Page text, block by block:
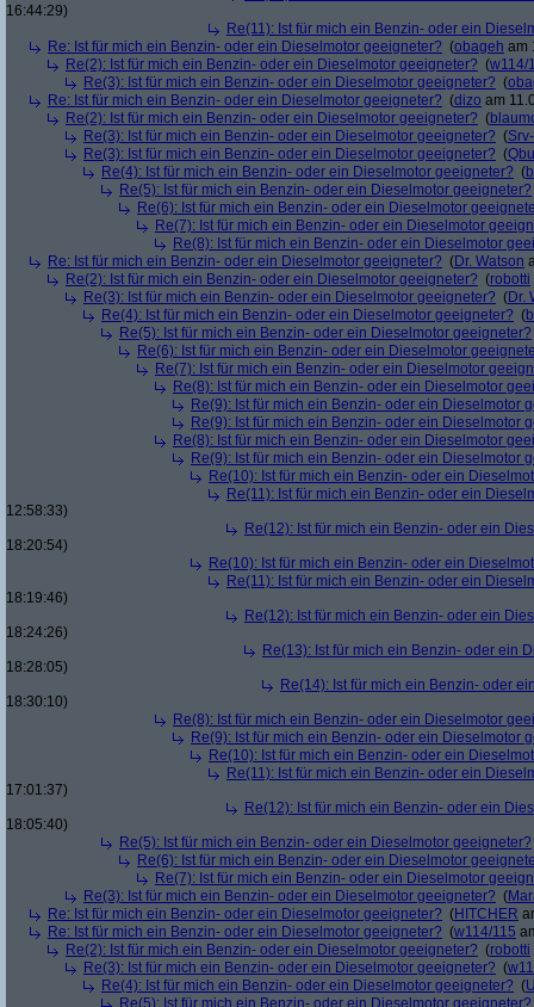
16:44:29)
Re(11): Ist für mich ein Benzin- oder ein
Re: Ist für mich ein Benzin- oder ein Dieselmotor geeigneter? (obageh am
Re(2): Ist für mich ein Benzin- oder ein Dieselmotor geeigneter? (w114/
Re(3): Ist für mich ein Benzin- oder ein Dieselmotor geeigneter? (
Re: Ist für mich ein Benzin- oder ein Dieselmotor geeigneter? (dizo am
Re(2): Ist für mich ein Benzin- oder ein Dieselmotor geeigneter? (
Re(3): Ist für mich ein Benzin- oder ein Dieselmotor geeigneter? (
Re(3): Ist für mich ein Benzin- oder ein Dieselmotor geeigneter? (
Re(4): Ist für mich ein Benzin- oder ein Dieselmotor geeigneter? (
Re(5): Ist für mich ein Benzin- oder ein Dieselmotor geeigneter?
Re(6): Ist für mich ein Benzin- oder ein Dieselmotor
Re(7): Ist für mich ein Benzin- oder ein Dieselmotor
Re(8): Ist für mich ein Benzin- oder ein Dieselmotor
Re: Ist für mich ein Benzin- oder ein Dieselmotor geeigneter? (Dr. Watson
Re(2): Ist für mich ein Benzin- oder ein Dieselmotor geeigneter? (robotti
Re(3): Ist für mich ein Benzin- oder ein Dieselmotor geeigneter? (Dr.
Re(4): Ist für mich ein Benzin- oder ein Dieselmotor geeigneter? (
Re(5): Ist für mich ein Benzin- oder ein Dieselmotor geeigneter?
Re(6): Ist für mich ein Benzin- oder ein Dieselmotor
Re(7): Ist für mich ein Benzin- oder ein Dieselmotor
Re(8): Ist für mich ein Benzin- oder ein Dieselmotor
Re(9): Ist für mich ein Benzin- oder ein Dieselmotor
Re(9): Ist für mich ein Benzin- oder ein Dieselmotor
Re(8): Ist für mich ein Benzin- oder ein Dieselmotor
Re(9): Ist für mich ein Benzin- oder ein Dieselmotor
Re(10): Ist für mich ein Benzin- oder ein
Re(11): Ist für mich ein Benzin- oder ein
12:58:33)
Re(12): Ist für mich ein Benzin- oder ein
18:20:54)
Re(10): Ist für mich ein Benzin- oder ein
Re(11): Ist für mich ein Benzin- oder ein
18:19:46)
Re(12): Ist für mich ein Benzin- oder ein
18:24:26)
Re(13): Ist für mich ein Benzin- oder ein
18:28:05)
Re(14): Ist für mich ein Benzin- oder
18:30:10)
Re(8): Ist für mich ein Benzin- oder ein Dieselmotor
Re(9): Ist für mich ein Benzin- oder ein Dieselmotor
Re(10): Ist für mich ein Benzin- oder ein
Re(11): Ist für mich ein Benzin- oder ein
17:01:37)
Re(12): Ist für mich ein Benzin- oder ein
18:05:40)
Re(5): Ist für mich ein Benzin- oder ein Dieselmotor geeigneter?
Re(6): Ist für mich ein Benzin- oder ein Dieselmotor
Re(7): Ist für mich ein Benzin- oder ein Dieselmotor
Re(3): Ist für mich ein Benzin- oder ein Dieselmotor geeigneter? (
Re: Ist für mich ein Benzin- oder ein Dieselmotor geeigneter? (HITCHER
Re: Ist für mich ein Benzin- oder ein Dieselmotor geeigneter? (w114/115
Re(2): Ist für mich ein Benzin- oder ein Dieselmotor geeigneter? (robotti
Re(3): Ist für mich ein Benzin- oder ein Dieselmotor geeigneter? (
Re(4): Ist für mich ein Benzin- oder ein Dieselmotor geeigneter? (
Re(5): Ist für mich ein Benzin- oder ein Dieselmotor geeigneter?